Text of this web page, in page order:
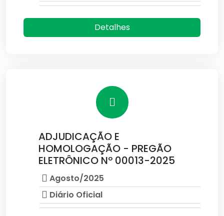
Detalhes
ADJUDICAÇÃO E
HOMOLOGAÇÃO - PREGÃO
ELETRÔNICO Nº 00013-2025
Agosto/2025
Diário Oficial